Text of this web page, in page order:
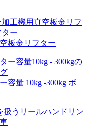
板金リフター
容量 10kg -300kg ボ